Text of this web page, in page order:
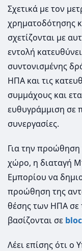
Σχετικά με τον
χρηματοδότησης
σχετίζονται με
εντολή
συντονισμένης
ΗΠΑ και τις
συμμάχους και
ευθυγράμμιση σε
συνεργασίες.
Για την προώθηση
χώρο, η διαταγή
Εμπορίου να
προώθηση της
θέσης των ΗΠΑ σε
βασίζονται σε
Λέει επίσης ότι ο